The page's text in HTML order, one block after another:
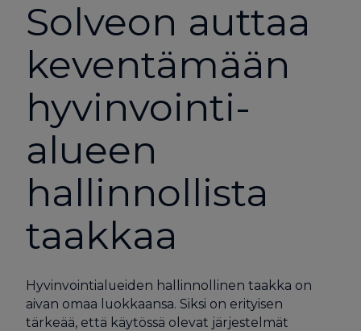
Solveon auttaa
keventämään
hyvinvointi­
alueen
hallinnollista
taakkaa
Hyvinvointialueiden hallinnollinen taakka on
aivan omaa luokkaansa. Siksi on erityisen
tärkeää, että käytössä olevat järjestelmät